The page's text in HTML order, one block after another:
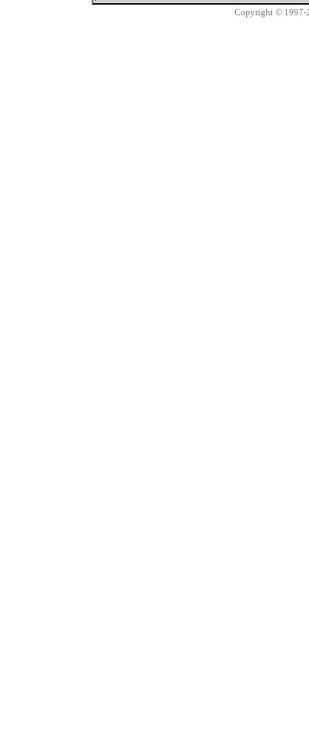
Copyright © 1997-